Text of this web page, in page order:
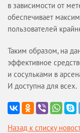
в зависимости от
обеспечивает
пользователей
Таким образом, на
эффективное
и сосульками в
И доступна для всех.
Назад к списку